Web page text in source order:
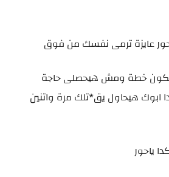
عايزة ترمى نفسك من فوق
خطة ومش هيحصلى حاجة
هيحاول يق*تلك مرة واتنين
ياحور